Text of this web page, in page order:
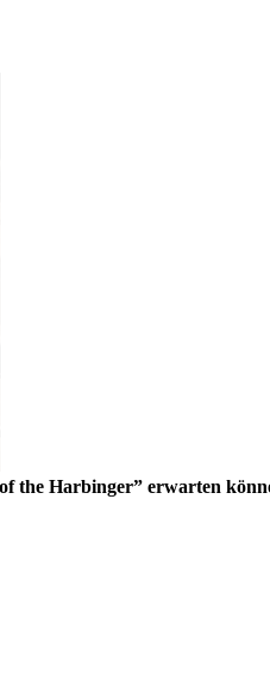
the Harbinger” erwarten